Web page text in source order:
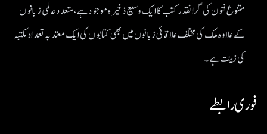
متنوع فنون کی گرانقدر کتب کا ایک وسیع ذخیرہ موجود ہے، متعدد عالمی زبانوں
کے علاوہ ملک کی مختلف علاقائی زبانوں میں بھی کتابوں کی ایک معتد بہ تعداد مکتبہ
کی زینت ہے۔
فوری رابطے